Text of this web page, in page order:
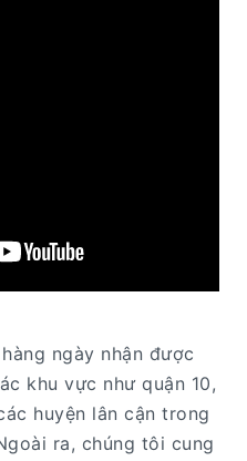
ngày nhận được
khu vực như quận 10,
huyện lân cận trong
ra, chúng tôi cung